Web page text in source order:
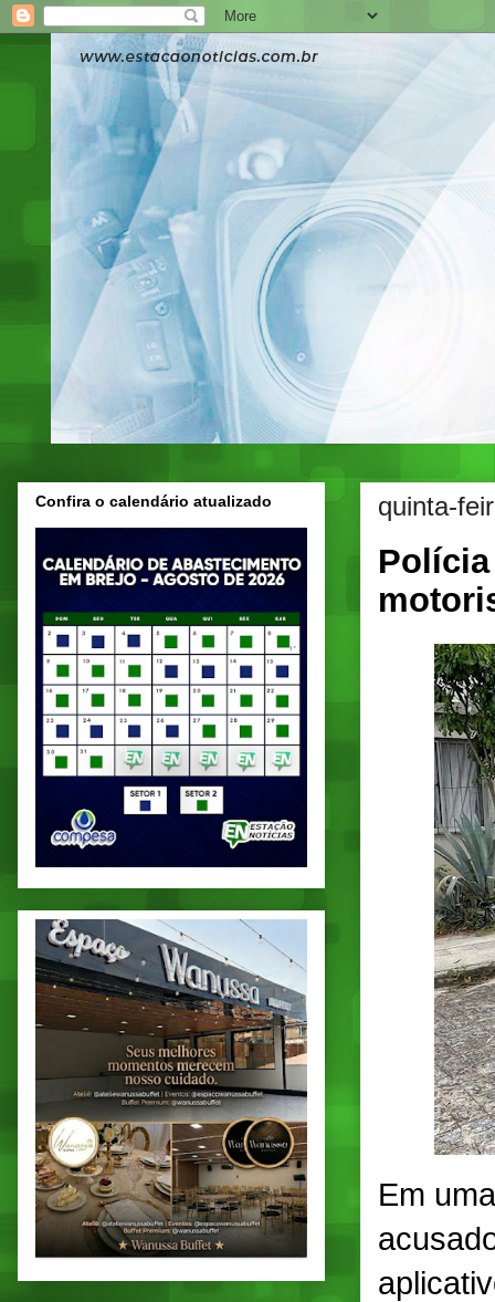
quinta-
Em
Confira o calendário atualizado